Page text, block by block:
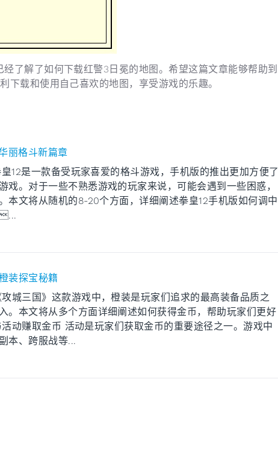
了解了如何下载红警3日冕的地图。希望这篇文章能够帮助到
下载和使用自己喜欢的地图，享受游戏的乐趣。
丽格斗新篇章
12是一款备受玩家喜爱的格斗游戏，手机版的推出更加方便了
戏。对于一些不熟悉游戏的玩家来说，可能会遇到一些困惑，
本文将从随机的8-20个方面，详细阐述拳皇12手机版如何调中
装探宝秘籍
城三国》这款游戏中，橙装是玩家们追求的最高装备品质之
。本文将从多个方面详细阐述如何获得金币，帮助玩家们更好
动赚取金币 活动是玩家们获取金币的重要途径之一。游戏中
本、跨服战等...